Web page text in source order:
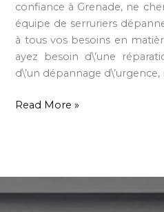
confiance à Grenade, ne
équipe de serruriers
à tous vos besoins en
ayez besoin d\’une
d\’un dépannage
Read More »